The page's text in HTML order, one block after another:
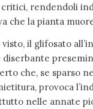
rendendoli
che la pianta
il glifosato
che, se sparso
provoca
nelle annate